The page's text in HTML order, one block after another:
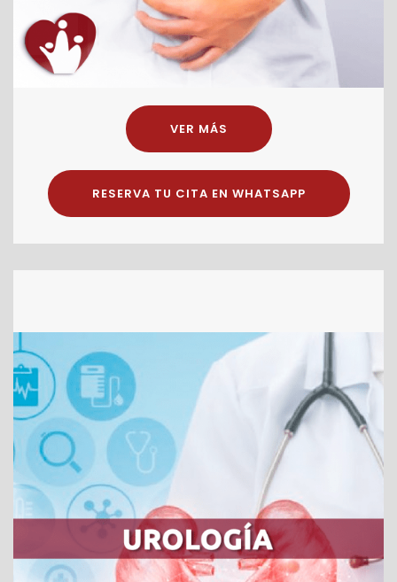
VER MÁS
RESERVA TU CITA EN WHATSAPP